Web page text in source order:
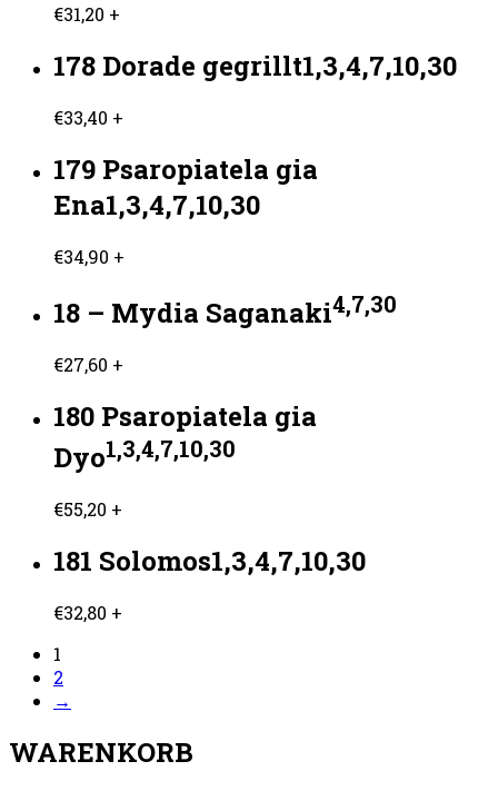
€31,20 +
178 Dorade gegrillt1,3,4,7,10,30
€33,40 +
179 Psaropiatela gia
Ena1,3,4,7,10,30
€34,90 +
18 – Mydia Saganaki4,7,30
€27,60 +
180 Psaropiatela gia
Dyo1,3,4,7,10,30
€55,20 +
181 Solomos1,3,4,7,10,30
€32,80 +
1
2
→
WARENKORB